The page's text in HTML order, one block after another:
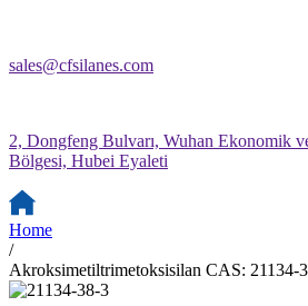
sales@cfsilanes.com
2, Dongfeng Bulvarı, Wuhan Ekonomik
Bölgesi, Hubei Eyaleti
Home
/
Akroksimetiltrimetoksisilan CAS: 21134-